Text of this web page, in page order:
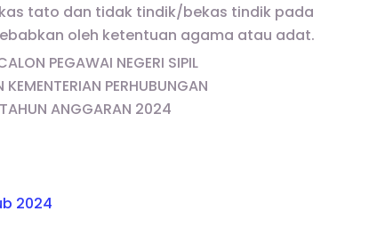
tato dan tidak tindik/bekas tindik pada
oleh ketentuan agama atau adat.
PEGAWAI NEGERI SIPIL
PERHUBUNGAN
ANGGARAN 2024
2024